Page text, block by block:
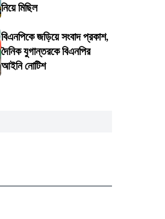
নিয়ে মিছিল
বিএনপিকে জড়িয়ে সংবাদ প্রকাশ,
দৈনিক যুগান্তরকে বিএনপির
আইনি নোটিশ